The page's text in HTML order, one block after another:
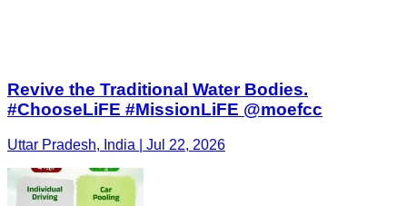
Revive the Traditional Water Bodies.
#ChooseLiFE #MissionLiFE @moefcc
Uttar Pradesh, India | Jul 22, 2026